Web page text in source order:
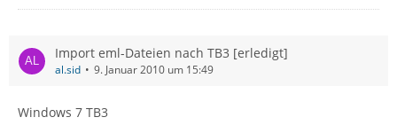
Import eml-Dateien nach TB3 [erledigt]
al.sid 9. Januar 2010 um 15:49
Windows 7 TB3